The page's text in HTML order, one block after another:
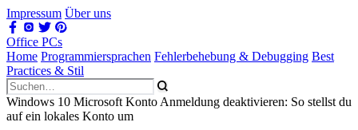
Impressum Über uns
Office PCs
Home Programmiersprachen Fehlerbehebung & Debugging Best
Practices & Stil
Windows 10 Microsoft Konto Anmeldung deaktivieren: So stellst du
auf ein lokales Konto um